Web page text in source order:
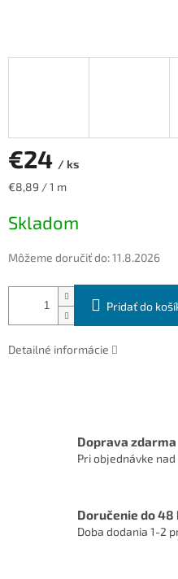
€24 / ks
Jednotková
€8,89 / 1 m
Skladom
Môžeme doručiť do:11.8.2026
Pridať do
Detailné informácie
Doprava zdarma
Pri objednávke
Doručenie do 48
Doba dodania 1-2